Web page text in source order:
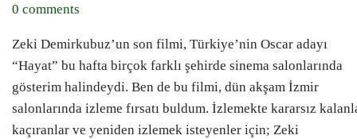
0 comments
Zeki Demirkubuz’un son filmi, Türkiye’nin Oscar adayı
“Hayat” bu hafta birçok farklı şehirde sinema salonlarında
gösterim halindeydi. Ben de bu filmi, dün akşam İzmir
salonlarında izleme fırsatı buldum. İzlemekte kararsız
kaçıranlar ve yeniden izlemek isteyenler için; Zeki